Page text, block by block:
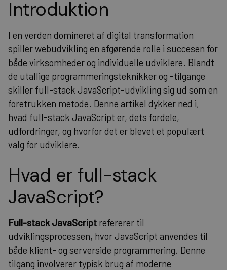
Introduktion
I en verden domineret af digital transformation
spiller webudvikling en afgørende rolle i succesen for
både virksomheder og individuelle udviklere. Blandt
de utallige programmeringsteknikker og -tilgange
skiller full-stack JavaScript-udvikling sig ud som en
foretrukken metode. Denne artikel dykker ned i,
hvad full-stack JavaScript er, dets fordele,
udfordringer, og hvorfor det er blevet et populært
valg for udviklere.
Hvad er full-stack
JavaScript?
Full-stack JavaScript refererer til
udviklingsprocessen, hvor JavaScript anvendes til
både klient- og serverside programmering. Denne
tilgang involverer typisk brug af moderne